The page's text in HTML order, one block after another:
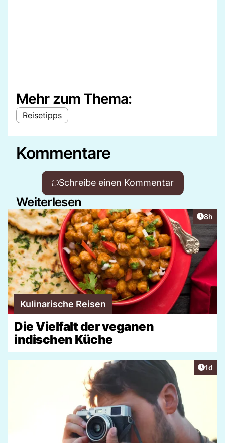
Mehr zum Thema:
Reisetipps
Kommentare
Schreibe einen Kommentar
Weiterlesen
8h
Kulinarische Reisen
Die Vielfalt der veganen
indischen Küche
1d